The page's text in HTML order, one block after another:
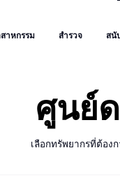
าหกรรม
สำรวจ
สนั
ศูนย์
เลือกทรัพยากรที่ต้อง